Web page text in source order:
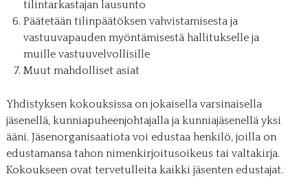
tilintarkastajan lausunto
Päätetään tilinpäätöksen vahvistamisesta ja
vastuuvapauden myöntämisestä hallitukselle ja
muille vastuuvelvollisille
Muut mahdolliset asiat
Yhdistyksen kokouksissa on jokaisella varsinaisella
jäsenellä, kunniapuheenjohtajalla ja kunniajäsenellä yksi
ääni. Jäsenorganisaatiota voi edustaa henkilö, joilla on
edustamansa tahon nimenkirjoitusoikeus tai valtakirja.
Kokoukseen ovat tervetulleita kaikki jäsenten edustajat.